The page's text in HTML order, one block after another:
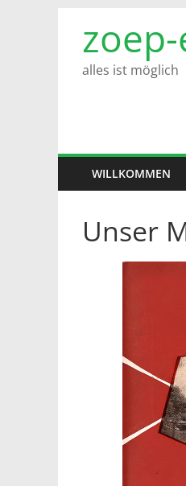
Inhalt
springen
alles ist möglich
WILLKOMMEN
Unser